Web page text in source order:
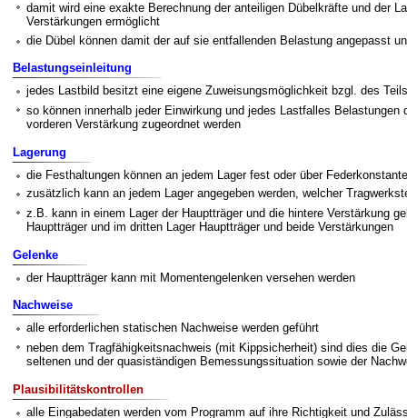
damit wird eine exakte Berechnung der anteiligen Dübelkräfte und der
Verstärkungen ermöglicht
die Dübel können damit der auf sie entfallenden Belastung angepasst
Belastungseinleitung
jedes Lastbild besitzt eine eigene Zuweisungsmöglichkeit bzgl. des
so können innerhalb jeder Einwirkung und jedes Lastfalles Belastungen
vorderen Verstärkung zugeordnet werden
Lagerung
die Festhaltungen können an jedem Lager fest oder über
zusätzlich kann an jedem Lager angegeben werden, welcher
z.B. kann in einem Lager der Hauptträger und die hintere Verstärkung
Hauptträger und im dritten Lager Hauptträger und beide Verstärkungen
Gelenke
der Hauptträger kann mit Momentengelenken versehen werden
Nachweise
alle erforderlichen statischen Nachweise werden geführt
neben dem Tragfähigkeitsnachweis (mit Kippsicherheit) sind dies die
seltenen und der quasiständigen Bemessungssituation sowie der
Plausibilitätskontrollen
alle Eingabedaten werden vom Programm auf ihre Richtigkeit und